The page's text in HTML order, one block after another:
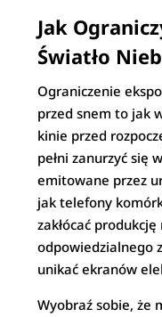
Jak
Światło
Ograniczenie
przed snem to jak
kinie przed
pełni zanurzyć się
emitowane przez
jak telefony
zakłócać
odpowiedzialnego
unikać ekranów
Wyobraź sobie, że